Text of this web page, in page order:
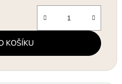
KOŠÍKU